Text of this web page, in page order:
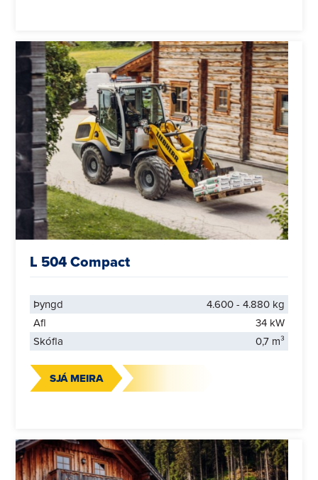
L 504 Compact
Þyngd
4.600 - 4.880 kg
Afl
34 kW
Skófla
0,7 m³
SJÁ MEIRA